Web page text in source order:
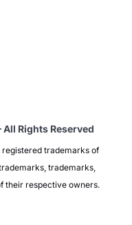
Rights Reserved
registered trademarks of
trademarks,
their respective owners.